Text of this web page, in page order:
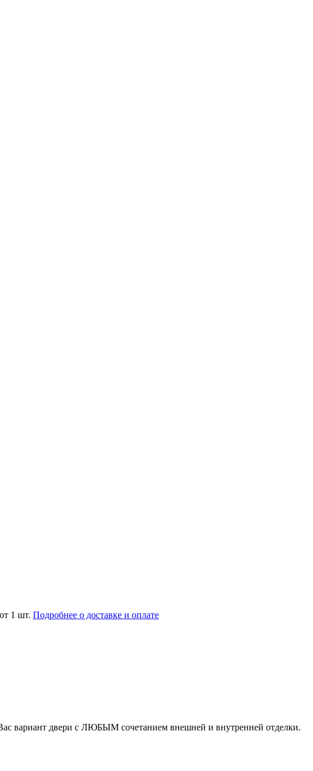
1 шт. Подробнее о доставке и оплате
вариант двери с ЛЮБЫМ сочетанием внешней и внутренней отделки.